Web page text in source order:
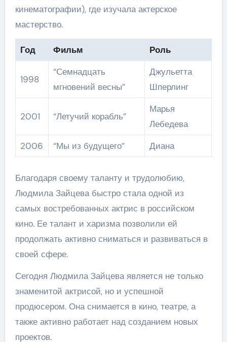
кинематографии), где изучала актерское
мастерство.
Год Фильм Роль
1998
“Семнадцать
мгновений весны”
Джульетта
Шперлинг
2001 “Летучий корабль”
Марья
Лебедева
2006
“Мы из будущего” Диана
Благодаря своему таланту и трудолюбию,
Людмила Зайцева быстро стала одной из
самых востребованных актрис в российском
кино. Ее талант и харизма позволили ей
продолжать активно сниматься и развиваться в
своей сфере.
Сегодня Людмила Зайцева является не только
знаменитой актрисой, но и успешной
продюсером. Она снимается в кино, театре, а
также активно работает над созданием новых
проектов.